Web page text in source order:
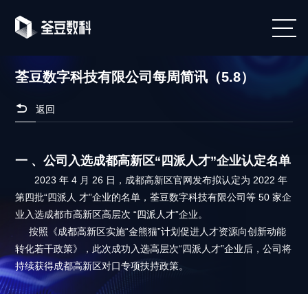
荃豆数字科技有限公司每周简讯（5.8）
 返回
一 、公司入选成都高新区“四派人才”企业认定名单
2023 年 4 月 26 日，成都高新区官网发布拟认定为 2022 年
第四批“四派人 才”企业的名单，荃豆数字科技有限公司等 50 家企
业入选成都市高新区高层次 “四派人才”企业。
按照《成都高新区实施“金熊猫”计划促进人才资源向创新动能
转化若干政策》，此次成功入选高层次“四派人才”企业后，公司将
持续获得成都高新区对口专项扶持政策。